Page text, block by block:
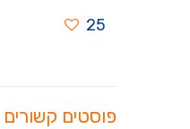
25
פוסטים קשורים